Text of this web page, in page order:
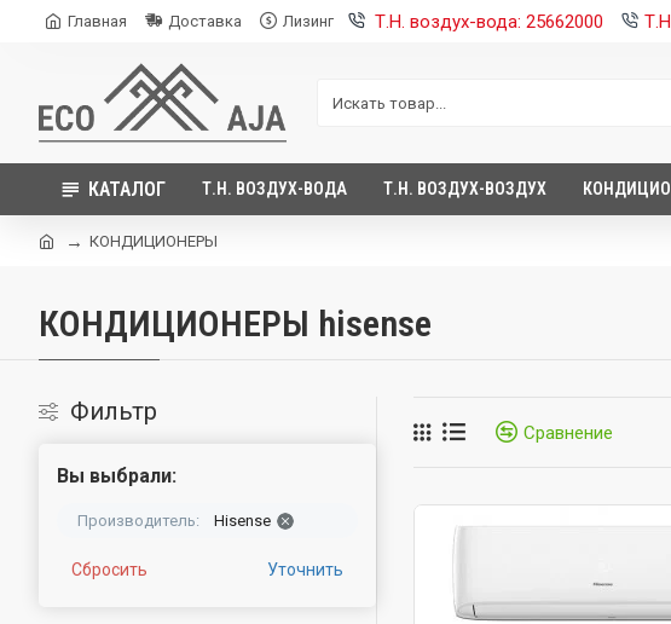
Главная Доставка Лизинг Т.Н. воздух-вода: 25662000
КАТАЛОГ Т.Н. ВОЗДУХ-ВОДА Т.Н. ВОЗДУХ-ВОЗДУХ
КОНДИЦИОНЕРЫ
КОНДИЦИОНЕРЫ hisense
Фильтр
Вы выбрали:
Производитель: Hisense
Сбросить Уточнить
Сравнение